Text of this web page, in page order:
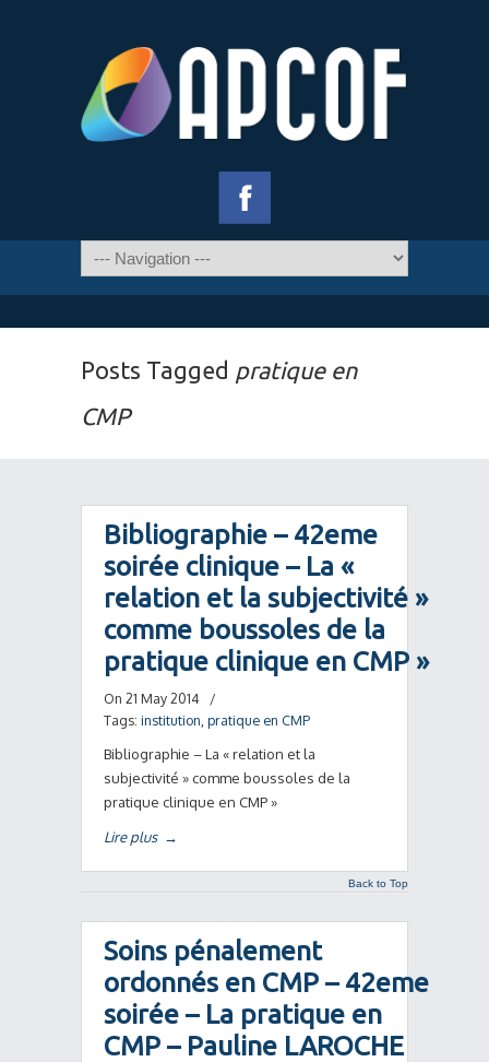
Posts Tagged pratique en
CMP
Bibliographie – 42eme
soirée clinique – La «
relation et la subjectivité »
comme boussoles de la
pratique clinique en CMP »
On 21 May 2014
/
Tags: institution pratique en CMP
Bibliographie – La « relation et la
subjectivité » comme boussoles de la
pratique clinique en CMP »
Lire plus →
Back to Top
Soins pénalement
ordonnés en CMP – 42eme
soirée – La pratique en
CMP – Pauline LAROCHE